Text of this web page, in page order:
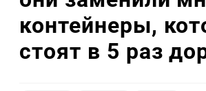
контейнеры,
стоят в 5 раз